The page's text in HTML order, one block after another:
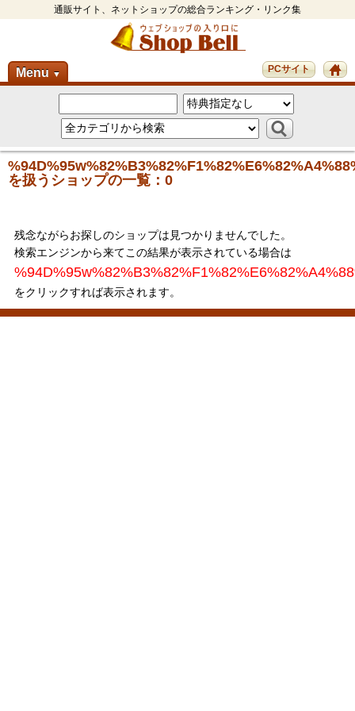
通販サイト、ネットショップの総合ランキング・リンク集
Menu ▼ PCサイト
を扱うショップの一覧：0
残念ながらお探しのショップは見つかりませんでした。
検索エンジンから来てこの結果が表示されている場合は
をクリックすれば表示されます。